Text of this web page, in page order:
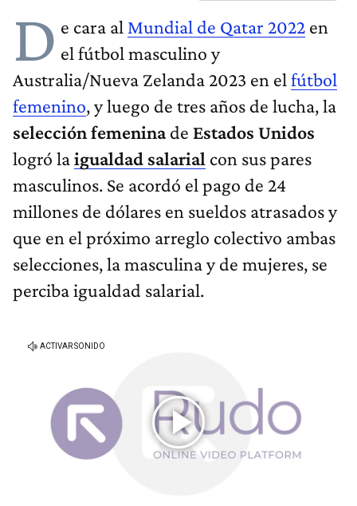
D e cara al Mundial de Qatar 2022 en
el fútbol masculino y
Australia/Nueva Zelanda 2023 en el fútbol
femenino, y luego de tres años de lucha, la
selección femeninade Estados Unidos
logró laigualdad salarial con sus pares
masculinos. Se acordó el pago de 24
millones de dólares en sueldos atrasados y
que en el próximo arreglo colectivo ambas
selecciones, la masculina y de mujeres, se
perciba igualdad salarial.